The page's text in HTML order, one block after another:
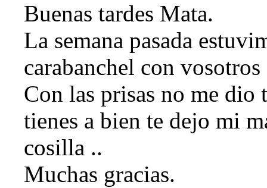
Buenas tardes Mata.
La semana pasada
carabanchel con
Con las prisas no me
tienes a bien te dejo mi
cosilla ..
Muchas gracias.